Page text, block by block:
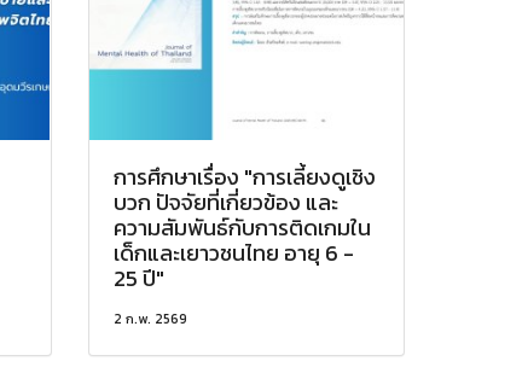
การศึกษาเรื่อง "การเลี้ยงดูเชิง
บวก ปัจจัยที่เกี่ยวข้อง และ
ความสัมพันธ์กับการติดเกมใน
เด็กและเยาวชนไทย อายุ 6 -
25 ปี"
2 ก.พ. 2569